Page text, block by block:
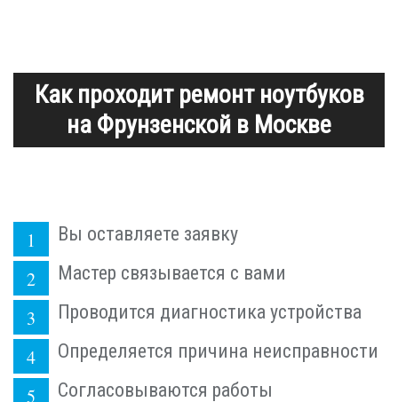
Как проходит ремонт ноутбуков
на Фрунзенской в Москве
Вы оставляете заявку
Мастер связывается с вами
Проводится диагностика устройства
Определяется причина неисправности
Согласовываются работы